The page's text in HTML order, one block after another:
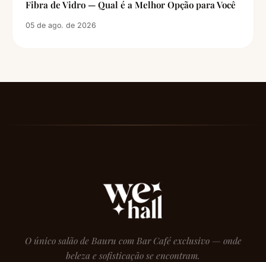
Fibra de Vidro — Qual é a Melhor Opção para Você
05 de ago. de 2026
O único salão de Bauru com Bar Café exclusivo — onde
beleza e sofisticação se encontram.